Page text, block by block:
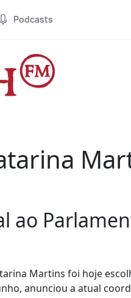
Podcasts
ao
Martins foi hoje
anunciou a atual